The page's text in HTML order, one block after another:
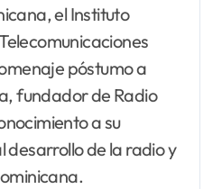
el Instituto
póstumo a
fundador de Radio
a su
desarrollo de la radio y